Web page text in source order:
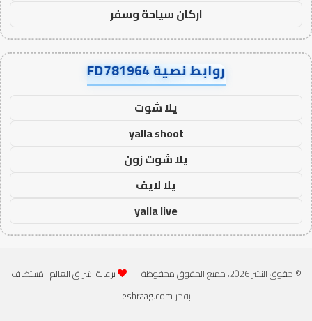
اركان سياحة وسفر
روابط نصية FD781964
يلا شوت
yalla shoot
يلا شوت زون
يلا لايف
yalla live
© حقوق النشر 2026، جميع الحقوق محفوظة | برعاية اشراق العالم| مُستضاف
بفخر eshraag.com